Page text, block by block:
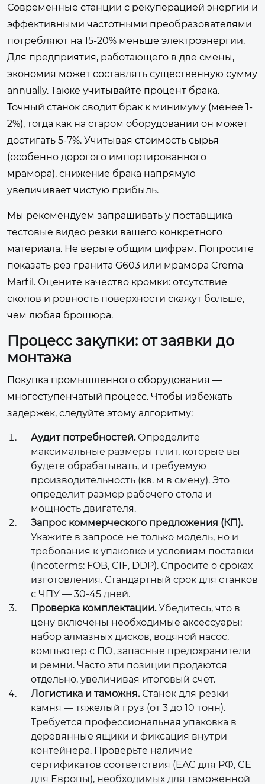
Современные станции с рекуперацией энергии и
эффективными частотными преобразователями
потребляют на 15-20% меньше электроэнергии.
Для предприятия, работающего в две смены,
экономия может составлять существенную сумму
annually. Также учитывайте процент брака.
Точный станок сводит брак к минимуму (менее 1-
2%), тогда как на старом оборудовании он может
достигать 5-7%. Учитывая стоимость сырья
(особенно дорогого импортированного
мрамора), снижение брака напрямую
увеличивает чистую прибыль.
Мы рекомендуем запрашивать у поставщика
тестовые видео резки вашего конкретного
материала. Не верьте общим цифрам. Попросите
показать рез гранита G603 или мрамора Crema
Marfil. Оцените качество кромки: отсутствие
сколов и ровность поверхности скажут больше,
чем любая брошюра.
Процесс закупки: от заявки до
монтажа
Покупка промышленного оборудования —
многоступенчатый процесс. Чтобы избежать
задержек, следуйте этому алгоритму:
Аудит потребностей.Определите
максимальные размеры плит, которые вы
будете обрабатывать, и требуемую
производительность (кв. м в смену). Это
определит размер рабочего стола и
мощность двигателя.
Запрос коммерческого предложения (КП).
Укажите в запросе не только модель, но и
требования к упаковке и условиям поставки
(Incoterms: FOB, CIF, DDP). Спросите о сроках
изготовления. Стандартный срок для станков
с ЧПУ — 30-45 дней.
Проверка комплектации.Убедитесь, что в
цену включены необходимые аксессуары:
набор алмазных дисков, водяной насос,
компьютер с ПО, запасные предохранители
и ремни. Часто эти позиции продаются
отдельно, увеличивая итоговый счет.
Логистика и таможня.Станок для резки
камня — тяжелый груз (от 3 до 10 тонн).
Требуется профессиональная упаковка в
деревянные ящики и фиксация внутри
контейнера. Проверьте наличие
сертификатов соответствия (EAC для РФ, CE
для Европы), необходимых для таможенной